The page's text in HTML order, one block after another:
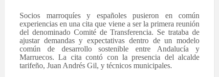
Socios marroquíes y españoles pusieron en común
experiencias en una cita que viene a ser la primera reunión
del denominado Comité de Transferencia. Se trataba de
ajustar demandas y expectativas dentro de un modelo
común de desarrollo sostenible entre Andalucía y
Marruecos. La cita contó con la presencia del alcalde
tarifeño, Juan Andrés Gil, y técnicos municipales.